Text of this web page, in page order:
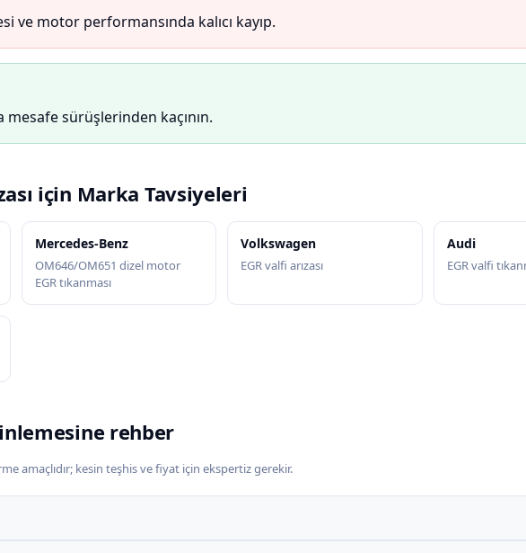
ve motor performansında kalıcı kayıp.
mesafe sürüşlerinden kaçının.
için Marka Tavsiyeleri
Mercedes-Benz
OM646/OM651 dizel motor
EGR tıkanması
Volkswagen
EGR valfi arızası
Audi
EGR valfi
rehber
amaçlıdır; kesin teşhis ve fiyat için ekspertiz gerekir.